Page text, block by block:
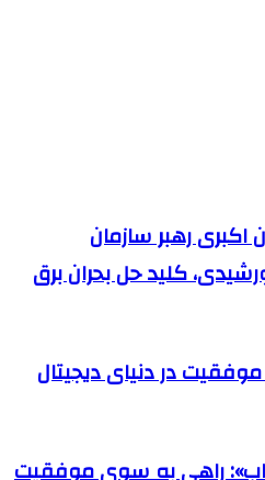
اکبری رهبر سازمان
کلید حل بحران برق
در دنیای دیجیتال
راهی به سوی موفقیت